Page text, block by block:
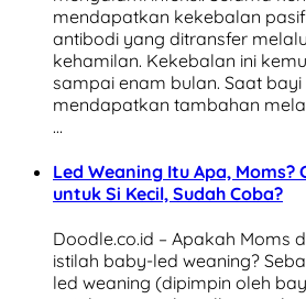
mendapatkan kekebalan
antibodi yang ditransfer
kehamilan. Kekebalan ini
sampai enam bulan. Saat
mendapatkan tambahan
…
Led Weaning Itu Apa, Moms?
untuk Si Kecil, Sudah Coba?
Doodle.co.id – Apakah Moms
istilah baby-led weaning?
led weaning (dipimpin oleh